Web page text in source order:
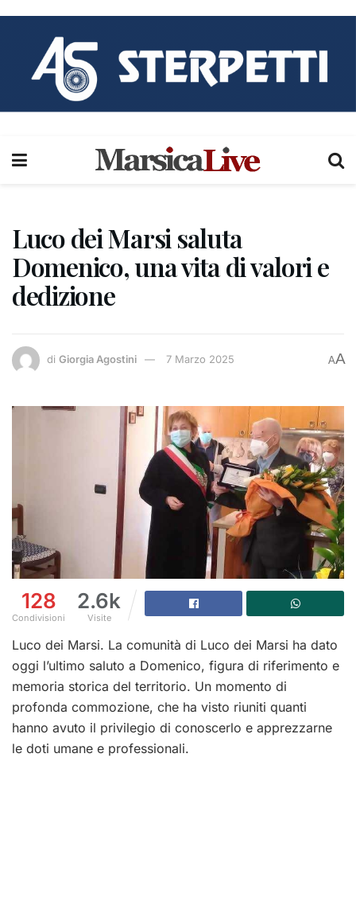
Luco dei Marsi saluta
Domenico, una vita di valori e
dedizione
di Giorgia Agostini 7 Marzo 2025 AA
128
Condivisioni
2.6k
Visite
Luco dei Marsi. La comunità di Luco dei Marsi ha dato
oggi l’ultimo saluto a Domenico, figura di riferimento e
memoria storica del territorio. Un momento di
profonda commozione, che ha visto riuniti quanti
hanno avuto il privilegio di conoscerlo e apprezzarne
le doti umane e professionali.